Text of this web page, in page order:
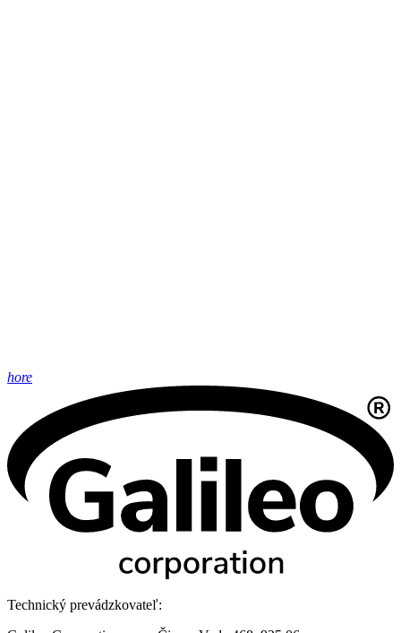
hore
Technický prevádzkovateľ: